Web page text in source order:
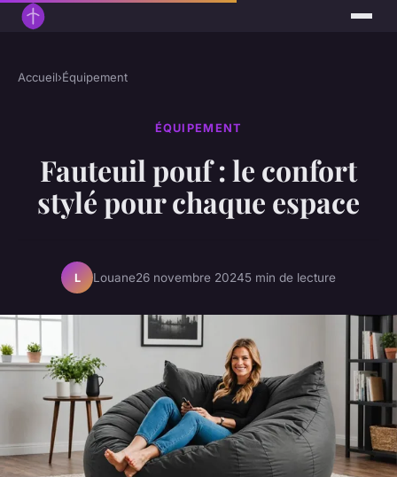
Accueil›Équipement
ÉQUIPEMENT
Fauteuil pouf : le confort
stylé pour chaque espace
L Louane26 novembre 20245 min de lecture